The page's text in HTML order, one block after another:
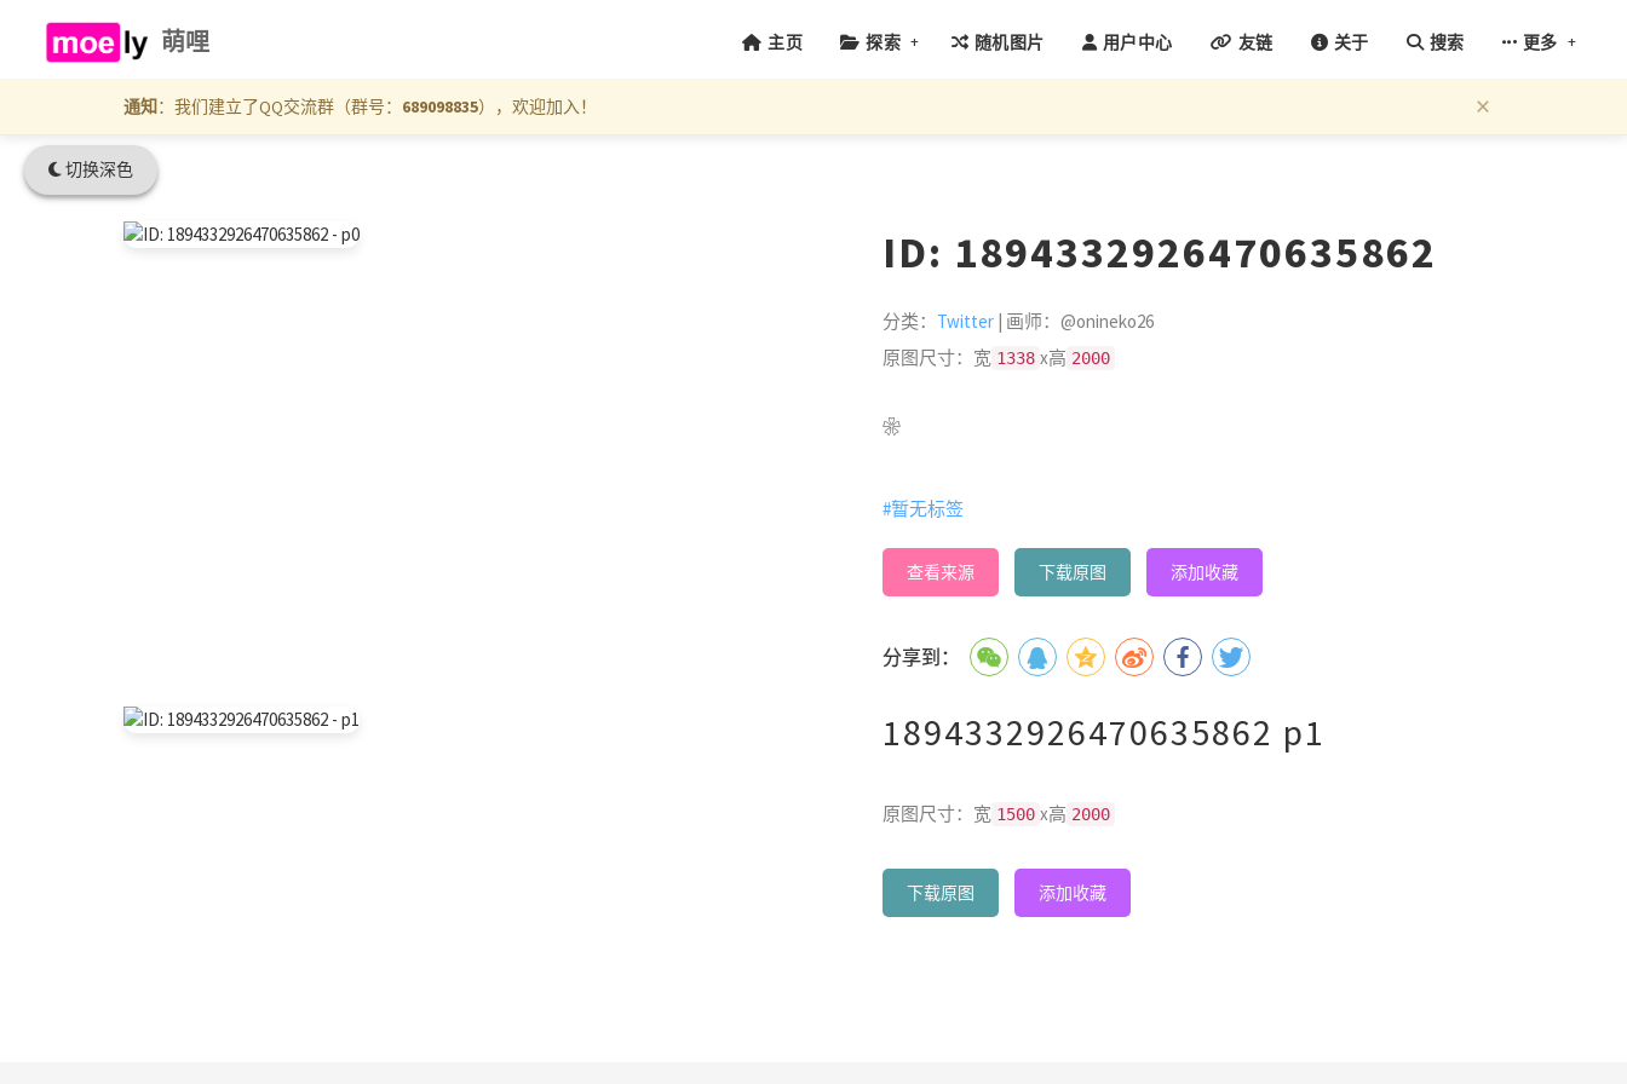
切换深色
萌哩 主页 探索 + 随机图片 用户中心 友链 关于 搜索 更多 +
通知：我们建立了QQ交流群（群号： 689098835），欢迎加入！ ×
ID: 1894332926470635862
分类： Twitter | 画师：@onineko26
原图尺寸：宽 1338 x高 2000
❀
#暂无标签
查看来源 下载原图 添加收藏
分享到：
1894332926470635862 p1
原图尺寸：宽 1500 x高 2000
下载原图 添加收藏